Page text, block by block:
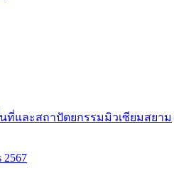
ที่และสถาปัตยกรรมมิวเซียมสยาม
2567